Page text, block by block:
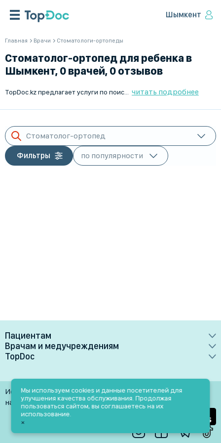
Шымкент
Главная Врачи Стоматологи-ортопеды
Стоматолог-ортопед для ребенка в
Шымкент, 0 врачей, 0 отзывов
читать подробнее
Стоматолог-ортопед
Фильтры
Пациентам
Врачи
Клиники
Лаборатории
Услуги
Блог
Акции и скидки
Врачам и медучреждениям
Преимущества
Медучреждениям
Врачам
TopDoc
Контакты
Помощь
Использование материалов разрешено только при
наличии активной ссылки на источник
Мы используем cookies и данные посетителей для
улучшения качества обслуживания. Продолжая
пользоваться сайтом, вы соглашаетесь на их
использование.
×